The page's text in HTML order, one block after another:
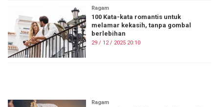
Ragam
100 Kata-kata romantis untuk
melamar kekasih, tanpa gombal
berlebihan
29 / 12 / 2025 20:10
Ragam